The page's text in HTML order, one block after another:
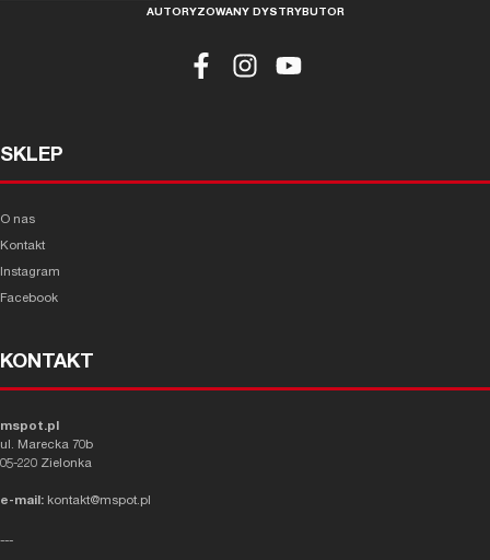
AUTORYZOWANY DYSTRYBUTOR
SKLEP
O nas
Kontakt
Instagram
Facebook
KONTAKT
mspot.pl
ul. Marecka 70b
05-220 Zielonka
e-mail: kontakt@mspot.pl
---